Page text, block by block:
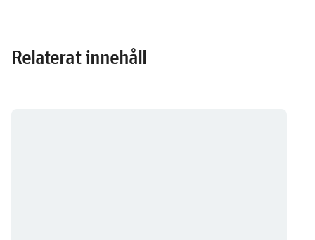
Relaterat innehåll